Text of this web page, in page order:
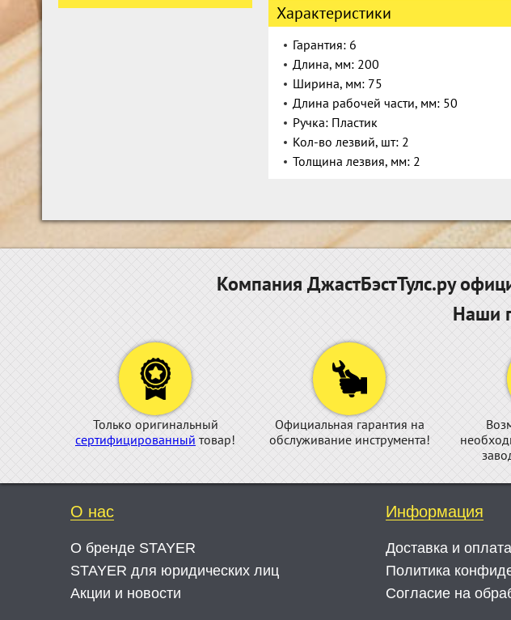
Характеристики
Гарантия: 6
Длина, мм: 200
Ширина, мм: 75
Длина рабочей части, мм: 50
Ручка: Пластик
Кол-во лезвий, шт: 2
Толщина лезвия, мм: 2
Компания ДжастБэстТулс.ру
Наши
Только оригинальный
сертифицированный товар!
Официальная гарантия на
обслуживание инструмента!
О нас
О бренде STAYER
STAYER для юридических лиц
Акции и новости
Информация
Доставка и оплата
Политика
Согласие на